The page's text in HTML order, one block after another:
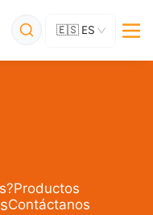
🇪🇸 ES
Productos
Contáctanos